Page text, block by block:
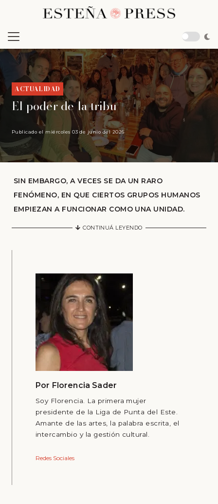
ACTUALIDAD
El poder de la tribu
Publicado el miércoles 03 de junio del 2026
SIN EMBARGO, A VECES SE DA UN RARO
FENÓMENO, EN QUE CIERTOS GRUPOS HUMANOS
EMPIEZAN A FUNCIONAR COMO UNA UNIDAD.
CONTINUÁ LEYENDO
Por Florencia Sader
Soy Florencia. La primera mujer
presidente de la Liga de Punta del Este.
Amante de las artes, la palabra escrita, el
intercambio y la gestión cultural.
Redes Sociales